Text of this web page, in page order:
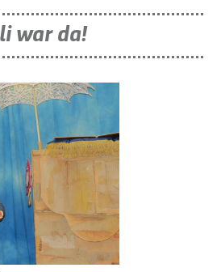
war da!